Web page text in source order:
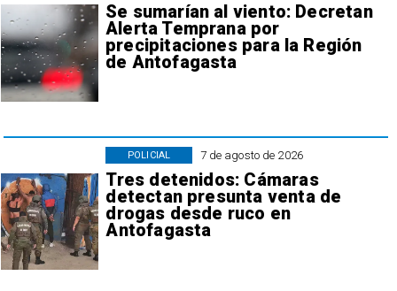
Se sumarían al viento: Decretan
Alerta Temprana por
precipitaciones para la Región
de Antofagasta
7 de agosto de 2026
Tres detenidos: Cámaras
detectan presunta venta de
drogas desde ruco en
Antofagasta
POLICIAL